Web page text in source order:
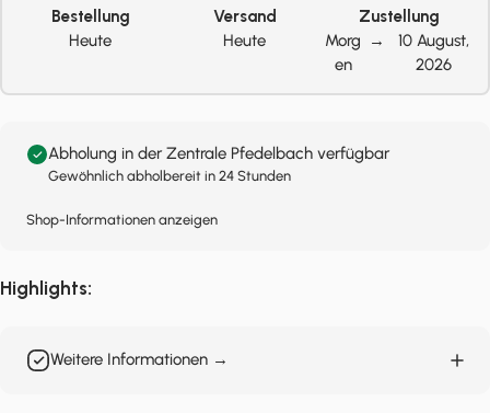
Bestellung
Heute
Versand
Heute
Zustellung
Morg
en
→
10 August,
2026
Abholung in der Zentrale Pfedelbach verfügbar
Gewöhnlich abholbereit in 24 Stunden
Shop-Informationen anzeigen
Highlights:
Weitere Informationen →